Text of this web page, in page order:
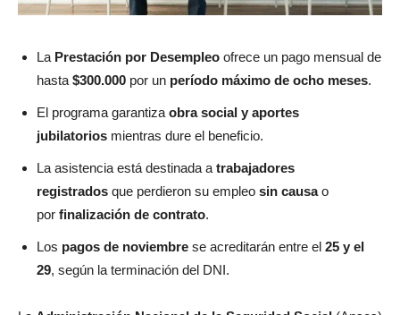
La Prestación por Desempleo ofrece un pago mensual de
hasta$300.000 por un período máximo de ocho meses.
El programa garantizaobra social y aportes
jubilatorios mientras dure el beneficio.
La asistencia está destinada atrabajadores
registrados que perdieron su empleo sin causao
por finalización de contrato.
Los pagos de noviembre se acreditarán entre el 25 y el
29, según la terminación del DNI.